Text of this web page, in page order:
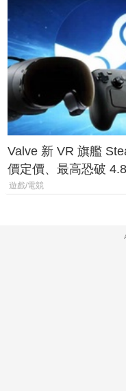
Valve 新 VR 旗艦
價定價、最高恐破
遊戲/電競